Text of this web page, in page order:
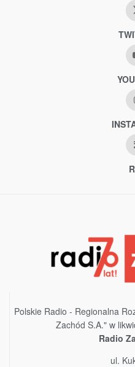
Polskie Radio - Regionalna
Zachód S.A." w
Radio
ul.